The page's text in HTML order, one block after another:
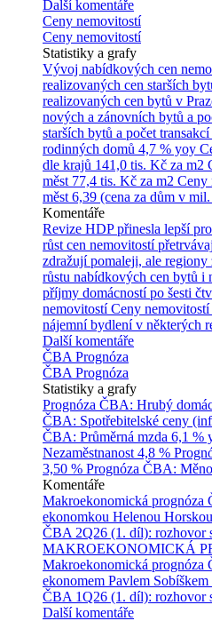
Další komentáře
Ceny nemovitostí
Ceny nemovitostí
Statistiky a grafy
Vývoj nabídkových cen
realizovaných cen starších
realizovaných cen bytů v
nových a zánovních bytů a
starších bytů a počet transakcí
rodinných domů 4,7 % yoy
dle krajů 141,0 tis. Kč za m2
měst 77,4 tis. Kč za m2 Ceny
měst 6,39 (cena za dům v
Komentáře
Revize HDP přinesla lepší
růst cen nemovitostí
zdražují pomaleji, ale regiony
růstu nabídkových cen bytů i
příjmy domácností po šesti
nemovitostí Ceny
nájemní bydlení v některých
Další komentáře
ČBA Prognóza
ČBA Prognóza
Statistiky a grafy
Prognóza ČBA: Hrubý
ČBA: Spotřebitelské ceny
ČBA: Průměrná mzda 6,1 %
Nezaměstnanost 4,8 %
3,50 % Prognóza ČBA:
Komentáře
Makroekonomická
ekonomkou Helenou Horskou
ČBA 2Q26 (1. díl): rozhovor
MAKROEKONOMICKÁ
Makroekonomická
ekonomem Pavlem Sobíškem
ČBA 1Q26 (1. díl): rozhovor
Další komentáře